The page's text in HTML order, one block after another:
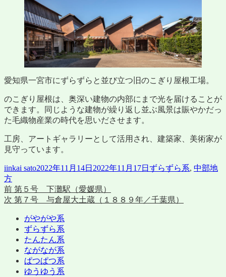
愛知県一宮市にずらずらと並び立つ旧のこぎり屋根工場。
のこぎり屋根は、奥深い建物の内部にまで光を届けることが
できます。同じような建物が繰り返し並ぶ風景は賑やかだっ
た毛織物産業の時代を思いださせます。
工房、アートギャラリーとして活用され、建築家、美術家が
見守っています。
投
稿
者
iinkai sato投
日:
2022年11月14日 2022年11月17日 カ
リ
ずらずら系, 中部地
方
投
稿
前 前
の
稿:
第５号 下灘駅（愛媛県）
次 次
投
稿:
第７号 与倉屋大土蔵（１８８９年／千葉県）
がやがや系
ずらずら系
たんたん系
ながなが系
ぱつぱつ系
ゆうゆう系